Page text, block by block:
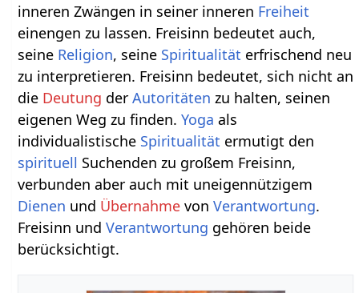
inneren Zwängen in seiner inneren Freiheit
einengen zu lassen. Freisinn bedeutet auch,
seine Religion, seine Spiritualität erfrischend neu
zu interpretieren. Freisinn bedeutet, sich nicht an
die Deutung derAutoritäten zu halten, seinen
eigenen Weg zu finden.Yoga als
individualistische Spiritualität ermutigt den
spirituell Suchenden zu großem Freisinn,
verbunden aber auch mit uneigennützigem
Dienen und Übernahme vonVerantwortung.
Freisinn undVerantwortung gehören beide
berücksichtigt.